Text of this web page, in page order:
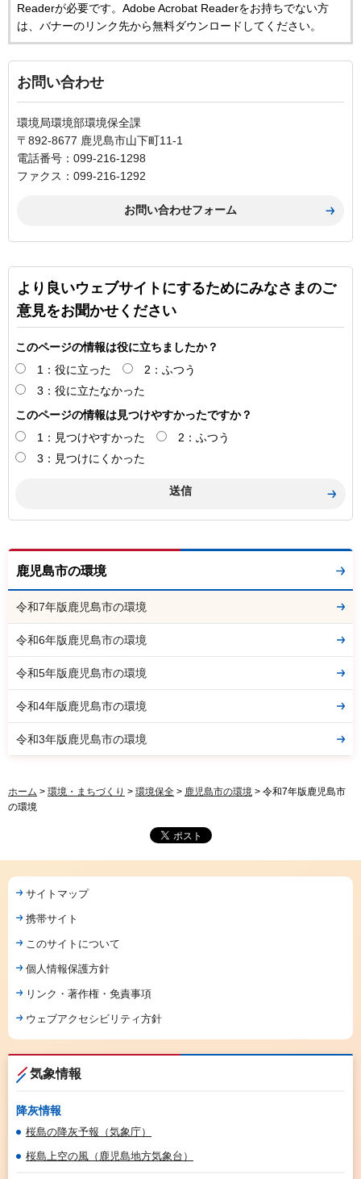
Readerが必要です。Adobe Acrobat Readerをお持ちでない方
は、バナーのリンク先から無料ダウンロードしてください。
お問い合わせ
環境局環境部環境保全課
〒892-8677 鹿児島市山下町11-1
電話番号：099-216-1298
ファクス：099-216-1292
より良いウェブサイトにするためにみなさまのご
意見をお聞かせください
このページの情報は役に立ちましたか？
1：役に立った
2：ふつう
3：役に立たなかった
このページの情報は見つけやすかったですか？
1：見つけやすかった
2：ふつう
3：見つけにくかった
鹿児島市の環境
令和7年版鹿児島市の環境
令和6年版鹿児島市の環境
令和5年版鹿児島市の環境
令和4年版鹿児島市の環境
令和3年版鹿児島市の環境
ホーム > 環境・まちづくり > 環境保全 > 鹿児島市の環境 > 令和7年版鹿児島市
の環境
サイトマップ
携帯サイト
このサイトについて
個人情報保護方針
リンク・著作権・免責事項
ウェブアクセシビリティ方針
気象情報
降灰情報
桜島の降灰予報（気象庁）
桜島上空の風（鹿児島地方気象台）